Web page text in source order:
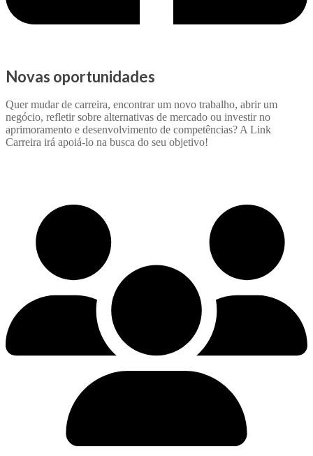
Novas oportunidades
Quer mudar de carreira, encontrar um novo trabalho, abrir um
negócio, refletir sobre alternativas de mercado ou investir no
aprimoramento e desenvolvimento de competências? A Link
Carreira irá apoiá-lo na busca do seu objetivo!